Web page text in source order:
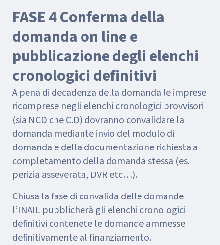
FASE 4 Conferma della
domanda on line e
pubblicazione degli elenchi
cronologici definitivi
A pena di decadenza della domanda le imprese
ricomprese negli elenchi cronologici provvisori
(sia NCD che C.D) dovranno convalidare la
domanda mediante invio del modulo di
domanda e della documentazione richiesta a
completamento della domanda stessa (es.
perizia asseverata, DVR etc…).
Chiusa la fase di convalida delle domande
l’INAIL pubblicherà gli elenchi cronologici
definitivi contenete le domande ammesse
definitivamente al finanziamento.